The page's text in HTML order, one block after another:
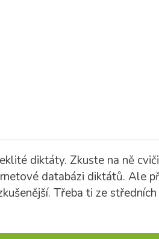
diktáty. Zkuste na ně
databázi diktátů. Ale
Třeba ti ze